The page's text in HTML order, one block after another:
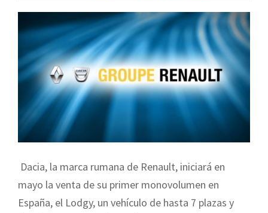
Dacia, la marca rumana de Renault, iniciará en
mayo la venta de su primer monovolumen en
España, el Lodgy, un vehículo de hasta 7 plazas y